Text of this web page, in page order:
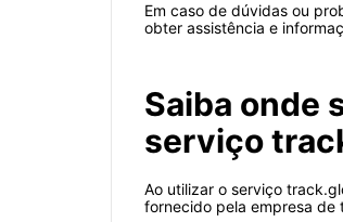
Em caso de dúvidas ou
obter assistência e
Saiba onde
serviço
Ao utilizar o serviço
fornecido pela empresa de